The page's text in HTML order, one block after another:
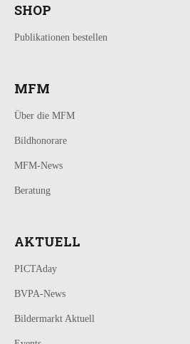
SHOP
Publikationen bestellen
MFM
Über die MFM
Bildhonorare
MFM-News
Beratung
AKTUELL
PICTAday
BVPA-News
Bildermarkt Aktuell